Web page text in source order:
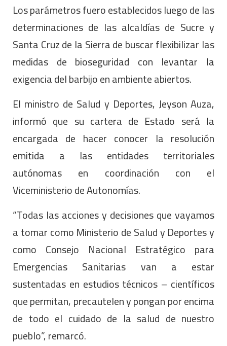
Los parámetros fuero establecidos luego de las
determinaciones de las alcaldías de Sucre y
Santa Cruz de la Sierra de buscar flexibilizar las
medidas de bioseguridad con levantar la
exigencia del barbijo en ambiente abiertos.
El ministro de Salud y Deportes, Jeyson Auza,
informó que su cartera de Estado será la
encargada de hacer conocer la resolución
emitida a las entidades territoriales
autónomas en coordinación con el
Viceministerio de Autonomías.
“Todas las acciones y decisiones que vayamos
a tomar como Ministerio de Salud y Deportes y
como Consejo Nacional Estratégico para
Emergencias Sanitarias van a estar
sustentadas en estudios técnicos – científicos
que permitan, precautelen y pongan por encima
de todo el cuidado de la salud de nuestro
pueblo”, remarcó.